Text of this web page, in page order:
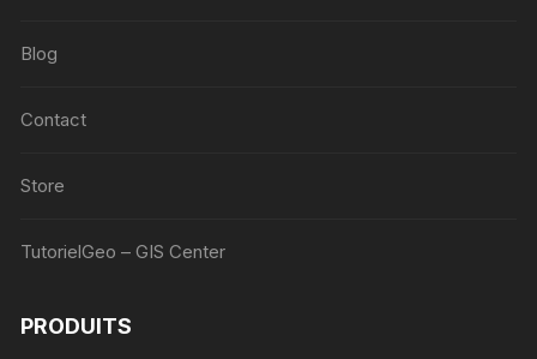
Blog
Contact
Store
TutorielGeo – GIS Center
PRODUITS